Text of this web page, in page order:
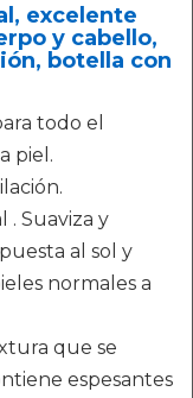
excelente
y cabello,
botella con
todo el
piel.
. Suaviza y
al sol y
normales a
que se
espesantes